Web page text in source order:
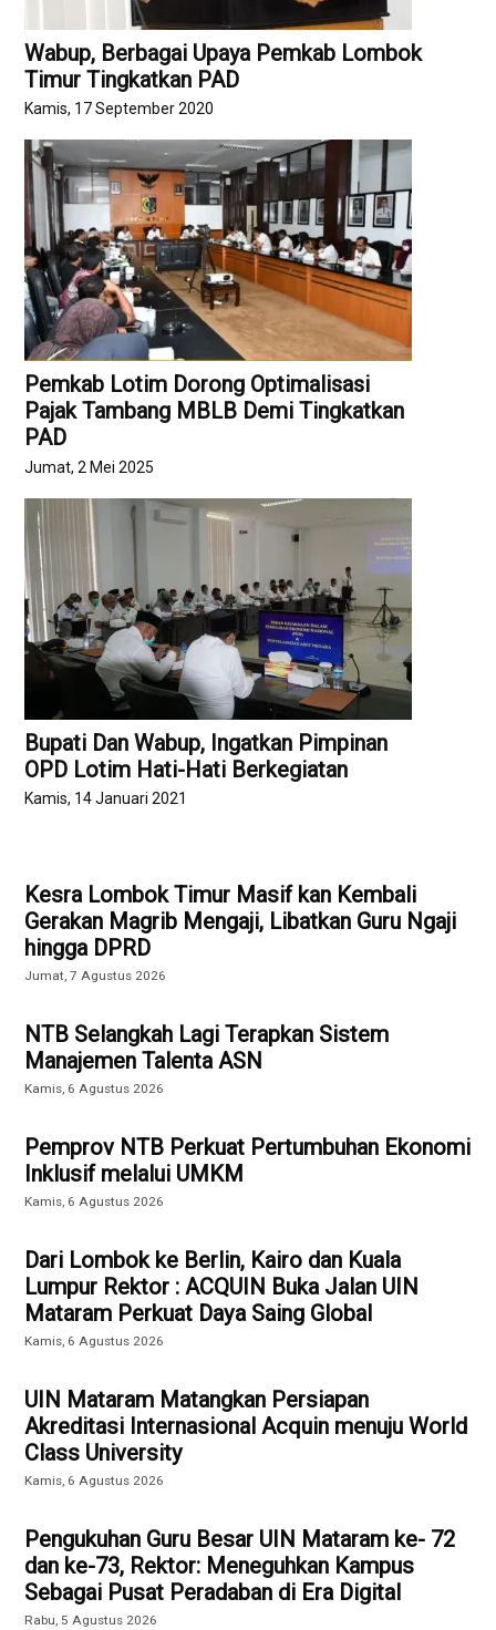
Wabup, Berbagai Upaya Pemkab Lombok
Timur Tingkatkan PAD
Kamis, 17 September 2020
Pemkab Lotim Dorong Optimalisasi
Pajak Tambang MBLB Demi Tingkatkan
PAD
Jumat, 2 Mei 2025
Bupati Dan Wabup, Ingatkan Pimpinan
OPD Lotim Hati-Hati Berkegiatan
Kamis, 14 Januari 2021
Kesra Lombok Timur Masif kan Kembali
Gerakan Magrib Mengaji, Libatkan Guru Ngaji
hingga DPRD
Jumat, 7 Agustus 2026
NTB Selangkah Lagi Terapkan Sistem
Manajemen Talenta ASN
Kamis, 6 Agustus 2026
Pemprov NTB Perkuat Pertumbuhan Ekonomi
Inklusif melalui UMKM
Kamis, 6 Agustus 2026
Dari Lombok ke Berlin, Kairo dan Kuala
Lumpur Rektor : ACQUIN Buka Jalan UIN
Mataram Perkuat Daya Saing Global
Kamis, 6 Agustus 2026
UIN Mataram Matangkan Persiapan
Akreditasi Internasional Acquin menuju World
Class University
Kamis, 6 Agustus 2026
Pengukuhan Guru Besar UIN Mataram ke- 72
dan ke-73, Rektor: Meneguhkan Kampus
Sebagai Pusat Peradaban di Era Digital
Rabu, 5 Agustus 2026